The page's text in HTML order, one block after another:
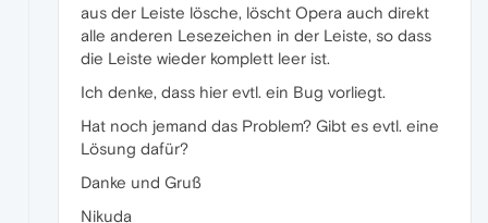
aus der Leiste lösche, löscht Opera auch direkt
alle anderen Lesezeichen in der Leiste, so dass
die Leiste wieder komplett leer ist.
Ich denke, dass hier evtl. ein Bug vorliegt.
Hat noch jemand das Problem? Gibt es evtl. eine
Lösung dafür?
Danke und Gruß
Nikuda